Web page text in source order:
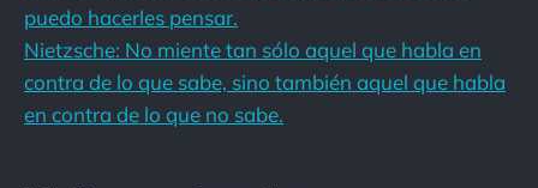
puedo hacerles pensar.
Nietzsche: No miente tan sólo aquel que habla en
contra de lo que sabe, sino también aquel que habla
en contra de lo que no sabe.